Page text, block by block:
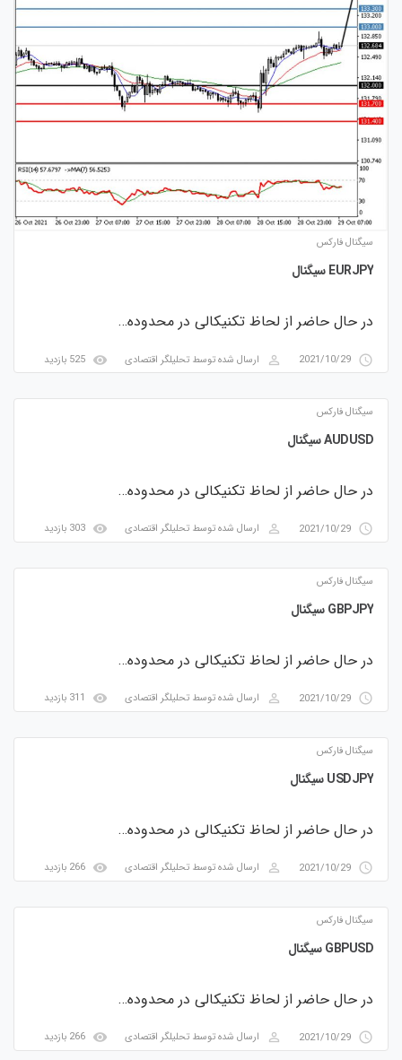
سیگنال فارکس
EURJPY سیگنال
در حال حاضر از لحاظ تکنیکالی در محدوده…
access_time
2021/10/29
perm_identity ارسال شده توسط تحلیلگر اقتصادی visibility
سیگنال فارکس
AUDUSD سیگنال
در حال حاضر از لحاظ تکنیکالی در محدوده…
access_time
2021/10/29
perm_identity ارسال شده توسط تحلیلگر اقتصادی visibility
سیگنال فارکس
GBPJPY سیگنال
در حال حاضر از لحاظ تکنیکالی در محدوده…
access_time
2021/10/29
perm_identity ارسال شده توسط تحلیلگر اقتصادی visibility
سیگنال فارکس
USDJPY سیگنال
در حال حاضر از لحاظ تکنیکالی در محدوده…
access_time
2021/10/29
perm_identity ارسال شده توسط تحلیلگر اقتصادی visibility
سیگنال فارکس
GBPUSD سیگنال
در حال حاضر از لحاظ تکنیکالی در محدوده…
access_time
2021/10/29
perm_identity ارسال شده توسط تحلیلگر اقتصادی visibility